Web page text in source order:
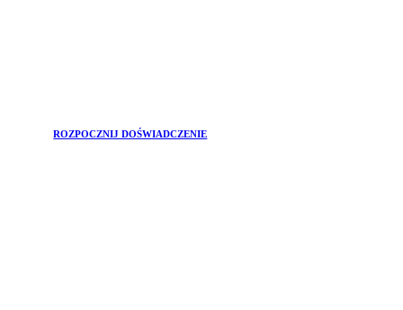
ROZPOCZNIJ DOŚWIADCZENIE